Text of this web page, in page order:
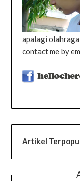
apalagi olahraga
contact me by
Artikel